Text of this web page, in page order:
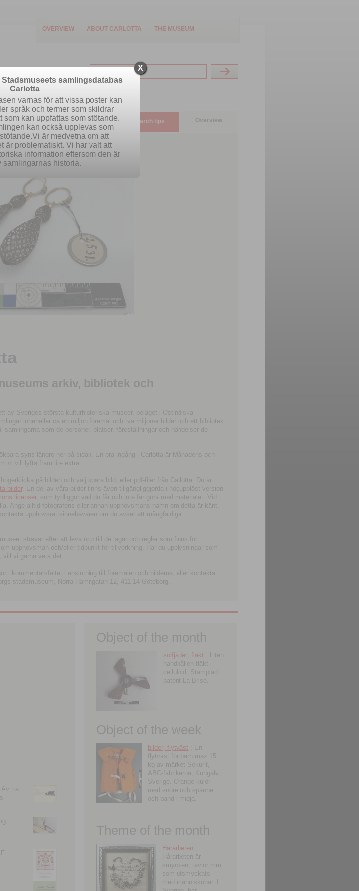
OVERVIEW ABOUT CARLOTTA THE MUSEUM
Advanced search Search tips Overview
arkiv, bibliotek och
av Sveriges största kulturhistoriska museer, beläget i Ostindiska
innehåller ca en miljon föremål och två miljoner bilder och ett bibliotek
som de personer, platser, föreställningar och händelser de
syns längre ner på sidan. En bra ingång i Carlotta är Månadens och
vi vill lyfta fram lite extra.
på bilden och välj spara bild, eller pdf-filer från Carlotta. Du är
bilder. En del av våra bilder finns även tillgängliggjorda i högupplöst version
licenser, som tydliggör vad du får och inte får göra med materialet. Vid
Ange alltid fotografens eller annan upphovsmans namn om detta är känt,
upphovsrättsinnehavaren om du avser att mångfaldiga
strävar efter att leva upp till de lagar och regler som finns för
upphovsman och/eller tidpunkt för tillverkning. Har du upplysningar som
vill vi gärna veta det.
i kommentarsfältet i anslutning till föremålen och bilderna, eller kontakta
stadsmuseum, Norra Hamngatan 12, 411 14 Göteborg.
; Av trä;
Object of the month
solfjäder; fläkt ; Liten
handhållen fläkt i
celluloid. Stämplad
patent La Brise.
Object of the week
bilder; flytväst ; En
flytväst för barn max 15
kg av märket Sekurit,
ABC-fabrikerna, Kungälv,
Sverige. Orange kulör
med snöre och spänne
och band i midja.
Theme of the month
Hårarbeten
Hårarbeten är
smycken, tavlor mm
som utsmyckats
med människohår. I
X
Stadsmuseets samlingsdatabas
Carlotta
varnas för att vissa poster kan
språk och termer som skildrar
som kan uppfattas som stötande.
kan också upplevas som
är medvetna om att
är problematiskt. Vi har valt att
information eftersom den är
samlingarnas historia.